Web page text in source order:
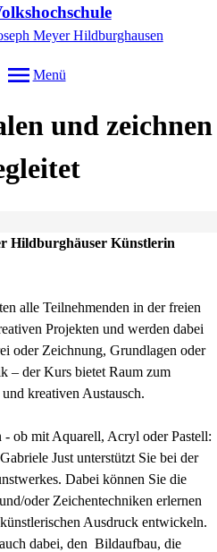
Meyer Hildburghausen
Menü
und zeichnen
Hildburghäuser Künstlerin
alle Teilnehmenden in der freien
Projekten und werden dabei
oder Zeichnung, Grundlagen oder
– der Kurs bietet Raum zum
kreativen Austausch.
- ob mit Aquarell, Acryl oder Pastell:
Just unterstützt Sie bei der
Dabei können Sie die
oder Zeichentechniken erlernen
Ausdruck entwickeln.
dabei, den Bildaufbau, die